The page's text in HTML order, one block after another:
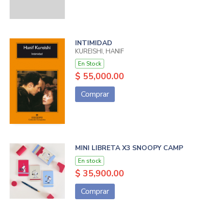
INTIMIDAD
KUREISHI, HANIF
En Stock
$ 55,000.00
Comprar
MINI LIBRETA X3 SNOOPY CAMP
En stock
$ 35,900.00
Comprar